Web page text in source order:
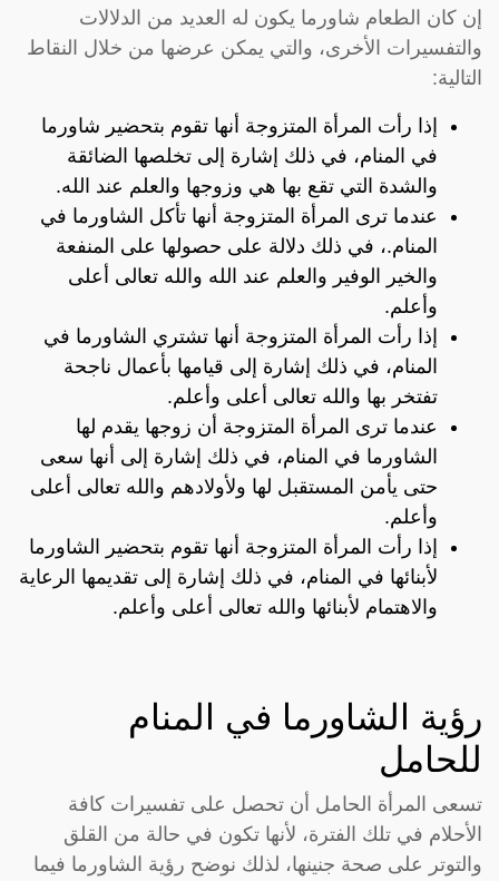
إن كان الطعام شاورما يكون له العديد من الدلالات
والتفسيرات الأخرى، والتي يمكن عرضها من خلال النقاط
التالية:
إذا رأت المرأة المتزوجة أنها تقوم بتحضير شاورما
في المنام، في ذلك إشارة إلى تخلصها الضائقة
والشدة التي تقع بها هي وزوجها والعلم عند الله.
عندما ترى المرأة المتزوجة أنها تأكل الشاورما في
المنام.، في ذلك دلالة على حصولها على المنفعة
والخير الوفير والعلم عند الله والله تعالى أعلى
وأعلم.
إذا رأت المرأة المتزوجة أنها تشتري الشاورما في
المنام، في ذلك إشارة إلى قيامها بأعمال ناجحة
تفتخر بها والله تعالى أعلى وأعلم.
عندما ترى المرأة المتزوجة أن زوجها يقدم لها
الشاورما في المنام، في ذلك إشارة إلى أنها سعى
حتى يأمن المستقبل لها ولأولادهم والله تعالى أعلى
وأعلم.
إذا رأت المرأة المتزوجة أنها تقوم بتحضير الشاورما
لأبنائها في المنام، في ذلك إشارة إلى تقديمها الرعاية
والاهتمام لأبنائها والله تعالى أعلى وأعلم.
رؤية الشاورما في المنام
للحامل
تسعى المرأة الحامل أن تحصل على تفسيرات كافة
الأحلام في تلك الفترة، لأنها تكون في حالة من القلق
والتوتر على صحة جنينها، لذلك نوضح رؤية الشاورما فيما